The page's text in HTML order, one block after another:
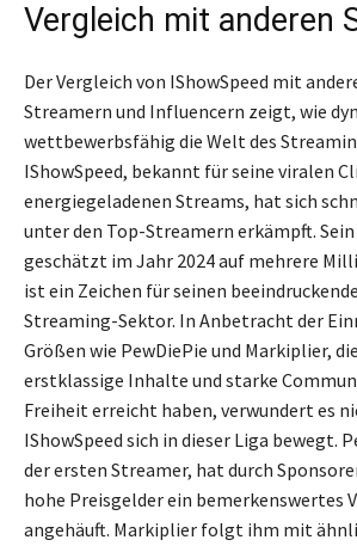
Vergleich mit anderen
Der Vergleich von IShowSpeed mit
Streamern und Influencern zeigt, wie
wettbewerbsfähig die Welt des
IShowSpeed, bekannt für seine viralen
energiegeladenen Streams, hat sich
unter den Top-Streamern erkämpft.
geschätzt im Jahr 2024 auf mehrere
ist ein Zeichen für seinen
Streaming-Sektor. In Anbetracht der
Größen wie PewDiePie und Markiplier,
erstklassige Inhalte und starke
Freiheit erreicht haben, verwundert es
IShowSpeed sich in dieser Liga bewegt.
der ersten Streamer, hat durch
hohe Preisgelder ein bemerkenswertes
angehäuft. Markiplier folgt ihm mit